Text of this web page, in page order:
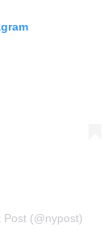
(@nypost)